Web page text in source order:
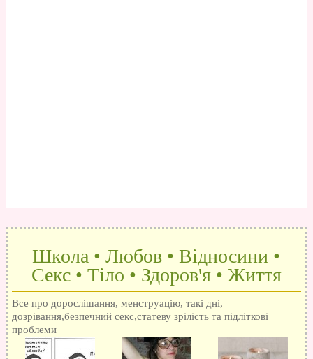
Школа • Любов • Відносини •
Секс • Тіло • Здоров'я • Життя
Все про дорослішання, менструацію, такі дні,
дозрівання,безпечний секс,статеву зрілість та підліткові
проблеми